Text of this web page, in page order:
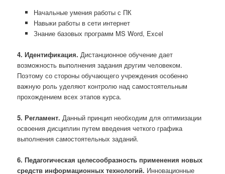
Начальные умения работы с ПК
Навыки работы в сети интернет
Знание базовых программ MS Word, Excel
4.Идентификация.Дистанционное обучение дает
возможность выполнения задания другим человеком.
Поэтому со стороны обучающего учреждения особенно
важную роль уделяют контролю над самостоятельным
прохождением всех этапов курса.
5.Регламент.Данный принцип необходим для оптимизации
освоения дисциплин путем введения четкого графика
выполнения самостоятельных заданий.
6.Педагогическая целесообразность применения новых
средств информационных технологий. Инновационные